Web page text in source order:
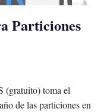
Particiones
(gratuito) toma el
de las particiones en